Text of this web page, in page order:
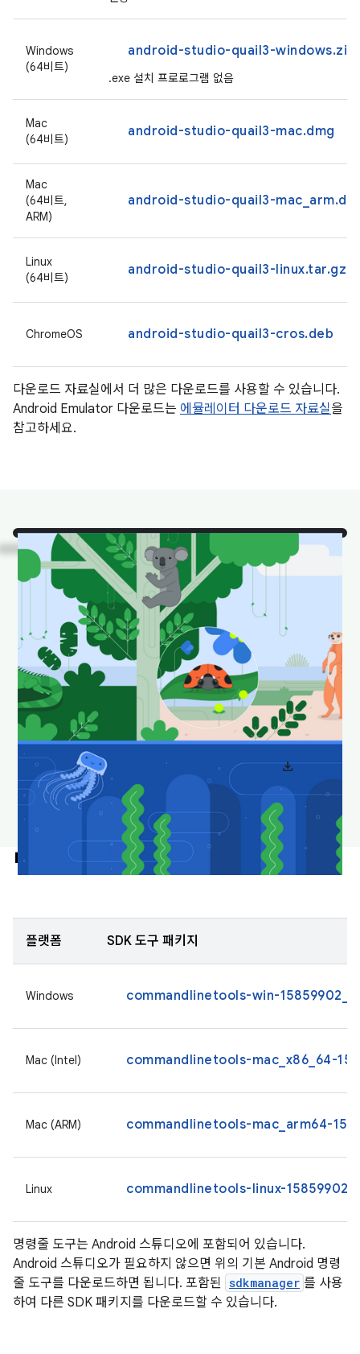
Windows
(64비트)
android-studio-quail3-windows.zip
.exe 설치 프로로그램 없음
Mac
(64비트)
android-studio-quail3-mac.dmg
Mac
(64비트,
ARM)
android-studio-quail3-
Linux
(64비트)
android-studio-quail3-linux.tar.gz
ChromeOS android-studio-quail3-cros.deb
다운로드 자료실에서 더 많은 다운로드를 사용할 수 있습니다.
Android Emulator 다운로드는 에뮬레이터 다운로드 자료실을
참고하세요.
보세요 . 자연 서식지에 있는
Android 스튜디오의 인기 동
물입니다.
다운로드하여 배경화면으로 설정하면 바탕화면이 재미
있고 산뜻한 느낌을 줍니다.
Android 스튜디오 배경화면 다운로드download
명령줄 도구만
플랫폼 SDK 도구 패키지
Windows commandlinetools-win-
Mac (Intel) commandlinetools-mac_x86_64-
Mac (ARM) commandlinetools-mac_arm64-
Linux commandlinetools-linux-
명령줄 도구는 Android 스튜디오에 포함되어 있습니다.
Android 스튜디오가 필요하지 않으면 위의 기본 Android 명령
줄 도구를 다운로드하면 됩니다. 포함된 sdkmanager 를 사용
하여 다른 SDK 패키지를 다운로드할 수 있습니다.